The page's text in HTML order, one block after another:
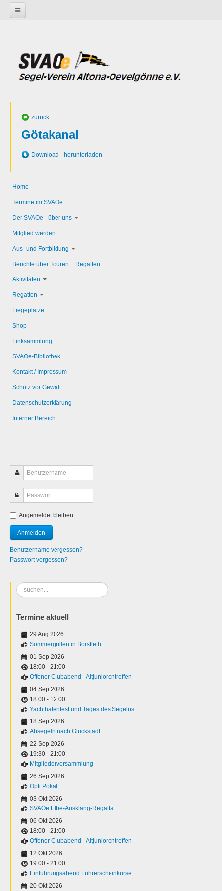
zurück
Götakanal
Download - herunterladen
Home
Termine im SVAOe
Der SVAOe - über uns
Mitglied werden
Aus- und Fortbildung
Berichte über Touren + Regatten
Aktivitäten
Regatten
Liegeplätze
Shop
Linksammlung
SVAOe-Bibliothek
Kontakt / Impressum
Schutz vor Gewalt
Datenschutzerklärung
Interner Bereich
Angemeldet bleiben
Benutzername vergessen?
Passwort vergessen?
Suchen
...
Termine aktuell
29 Aug 2026
Sommergrillen in Borsfleth
01 Sep 2026
18:00 - 21:00
Offener Clubabend - Altjuniorentreffen
04 Sep 2026
18:00 - 12:00
Yachthafenfest und Tages des Segelns
18 Sep 2026
Absegeln nach Glückstadt
22 Sep 2026
19:30 - 21:00
Mitgliederversammlung
26 Sep 2026
Opti Pokal
03 Okt 2026
SVAOe Elbe-Ausklang-Regatta
06 Okt 2026
18:00 - 21:00
Offener Clubabend - Altjuniorentreffen
12 Okt 2026
19:00 - 21:00
Einführungsabend Führerscheinkurse
20 Okt 2026